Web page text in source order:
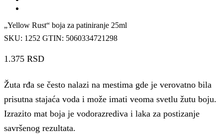
„Yellow Rust“ boja za patiniranje 25ml
SKU: 1252 GTIN: 5060334721298
1.375 RSD
Žuta rđa se često nalazi na mestima gde je verovatno bila
prisutna stajaća voda i može imati veoma svetlu žutu boju.
Izrazito mat boja je vodorazrediva i laka za postizanje
savršenog rezultata.